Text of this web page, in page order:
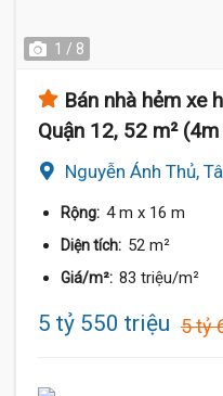
1 / 8
Bán nhà hẻm xe
Quận 12, 52 m²
Nguyễn Ánh Thủ,
Rộng: 4 m x 16 m
Diện tích: 52 m²
Giá/m²: 83 triệu/m²
5 tỷ 550 triệu 5 tỷ